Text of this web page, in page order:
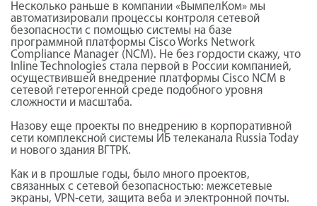
Несколько раньше в компании «ВымпелКом» мы
автоматизировали процессы контроля сетевой
безопасности с помощью системы на базе
программной платформы Cisco Works Network
Compliance Manager (NCM). Не без гордости скажу, что
Inline Technologies стала первой в России компанией,
осуществившей внедрение платформы Cisco NCM в
сетевой гетерогенной среде подобного уровня
сложности и масштаба.
Назову еще проекты по внедрению в корпоративной
сети комплексной системы ИБ телеканала Russia Today
и нового здания ВГТРК.
Как и в прошлые годы, было много проектов,
связанных с сетевой безопасностью: межсетевые
экраны, VPN-сети, защита веба и электронной почты.